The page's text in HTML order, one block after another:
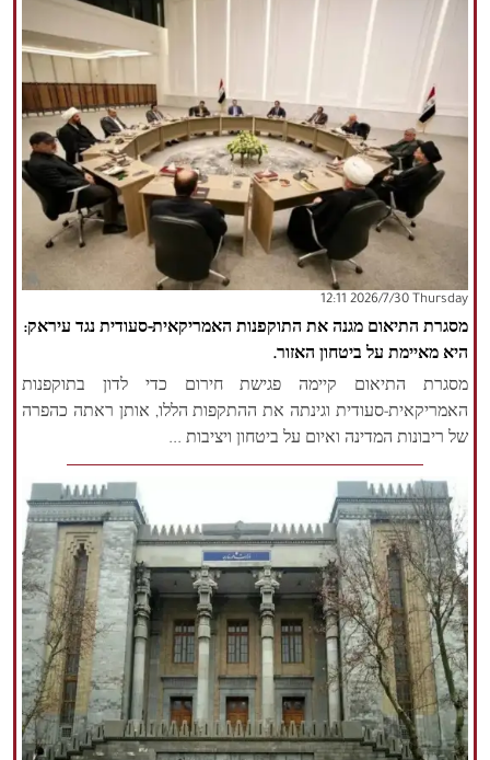
‫‫Thursday‬‬ 2026/7/30 12:11
מסגרת התיאום מגנה את התוקפנות האמריקאית-סעודית נגד עיראק:
היא מאיימת על ביטחון האזור.
מסגרת התיאום קיימה פגישת חירום כדי לדון בתוקפנות
האמריקאית-סעודית וגינתה את ההתקפות הללו, אותן ראתה כהפרה
של ריבונות המדינה ואיום על ביטחון ויציבות ...